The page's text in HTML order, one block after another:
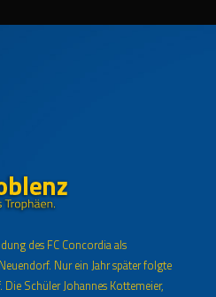
des FC Concordia als
Nur ein Jahr später folgte
Schüler Johannes Kottemeier,